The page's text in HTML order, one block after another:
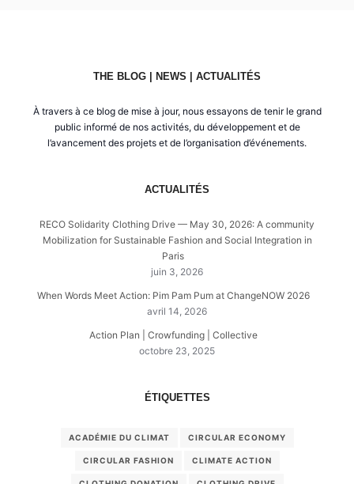
THE BLOG | NEWS | ACTUALITÉS
À travers à ce blog de mise à jour, nous essayons de tenir le grand
public informé de nos activités, du développement et de
l’avancement des projets et de l’organisation d’événements.
ACTUALITÉS
RECO Solidarity Clothing Drive — May 30, 2026: A community
Mobilization for Sustainable Fashion and Social Integration in
Paris
juin 3, 2026
When Words Meet Action: Pim Pam Pum at ChangeNOW 2026
avril 14, 2026
Action Plan | Crowfunding | Collective
octobre 23, 2025
ÉTIQUETTES
ACADÉMIE DU CLIMAT CIRCULAR ECONOMY
CIRCULAR FASHION CLIMATE ACTION